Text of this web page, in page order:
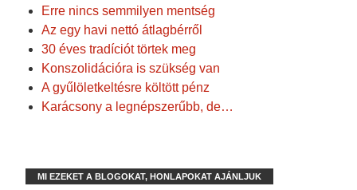
Erre nincs semmilyen mentség
Az egy havi nettó átlagbérről
30 éves tradíciót törtek meg
Konszolidációra is szükség van
A gyűlöletkeltésre költött pénz
Karácsony a legnépszerűbb, de…
MI EZEKET A BLOGOKAT, HONLAPOKAT AJÁNLJUK